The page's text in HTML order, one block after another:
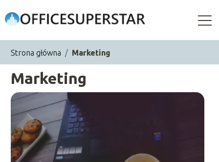
Strona główna / Marketing
Marketing